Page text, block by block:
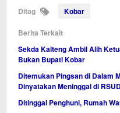
Ditag Kobar
Berita Terkait
Sekda Kalteng Ambil Alih
Bukan Bupati Kobar
Ditemukan Pingsan di Dalam
Dinyatakan Meninggal di
Ditinggal Penghuni, Rumah